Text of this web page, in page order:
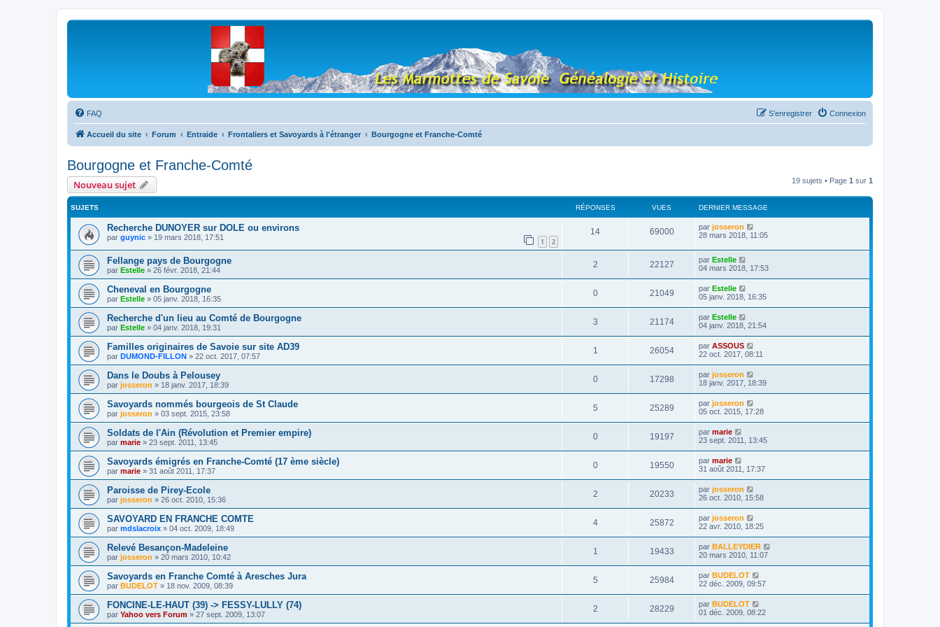
Les Marmottes de Savoie
FAQ Connexion
S’enregistrer
Accueil du site Forum Entraide Frontaliers et Savoyards à l'étranger Bourgogne et Franche-Comté
Bourgogne et Franche-Comté
Nouveau sujet 19 sujets • Page 1 sur 1
SUJETS RÉPONSES VUES DERNIER MESSAGE
Recherche DUNOYER sur DOLE ou environs
par guynic » 19 mars 2018, 17:51 1 2
14 69000 par josseron
28 mars 2018, 11:05
Fellange pays de Bourgogne
par Estelle » 26 févr. 2018, 21:44
2 22127 par Estelle
04 mars 2018, 17:53
Cheneval en Bourgogne
par Estelle » 05 janv. 2018, 16:35
0 21049 par Estelle
05 janv. 2018, 16:35
Recherche d'un lieu au Comté de Bourgogne
par Estelle » 04 janv. 2018, 19:31
3 21174 par Estelle
04 janv. 2018, 21:54
Familles originaires de Savoie sur site AD39
par DUMOND-FILLON » 22 oct. 2017, 07:57
1 26054 par ASSOUS
22 oct. 2017, 08:11
Dans le Doubs à Pelousey
par josseron » 18 janv. 2017, 18:39
0 17298 par josseron
18 janv. 2017, 18:39
Savoyards nommés bourgeois de St Claude
par josseron » 03 sept. 2015, 23:58
5 25289 par josseron
05 oct. 2015, 17:28
Soldats de l'Ain (Révolution et Premier empire)
par marie » 23 sept. 2011, 13:45
0 19197 par marie
23 sept. 2011, 13:45
Savoyards émigrés en Franche-Comté (17 ème siècle)
par marie » 31 août 2011, 17:37
0 19550 par marie
31 août 2011, 17:37
Paroisse de Pirey-Ecole
par josseron » 26 oct. 2010, 15:36
2 20233 par josseron
26 oct. 2010, 15:58
SAVOYARD EN FRANCHE COMTE
par mdslacroix » 04 oct. 2009, 18:49
4 25872 par josseron
22 avr. 2010, 18:25
Relevé Besançon-Madeleine
par josseron » 20 mars 2010, 10:42
1 19433 par BALLEYDIER
20 mars 2010, 11:07
Savoyards en Franche Comté à Aresches Jura
par BUDELOT » 18 nov. 2009, 08:39
5 25984 par BUDELOT
22 déc. 2009, 09:57
FONCINE-LE-HAUT (39) -> FESSY-LULLY (74)
par Yahoo vers Forum » 27 sept. 2009, 13:07
2 28229 par BUDELOT
01 déc. 2009, 08:22